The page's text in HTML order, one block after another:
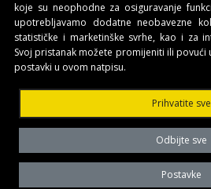
KONTAKTI
BENINCA
Marinići
51 216,
T +385 51 361
Temeljni kapital: 50.000,00
Trgovački sud u
koje su neophodne za osiguravanje
upotrebljavamo dodatne neobavezne
statističke i marketinške svrhe, kao i za
Svoj pristanak možete promijeniti ili povući
postavki u ovom natpisu.
Prihvatite sve
Odbijte sve
Postavke